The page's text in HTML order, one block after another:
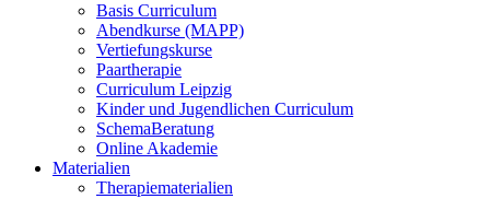
Basis Curriculum
Abendkurse (MAPP)
Vertiefungskurse
Paartherapie
Curriculum Leipzig
Kinder und Jugendlichen Curriculum
SchemaBeratung
Online Akademie
Materialien
Therapiematerialien